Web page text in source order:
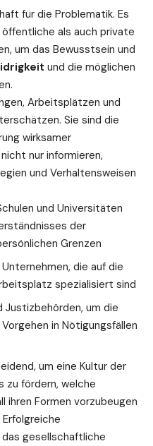
für die Problematik. Es
als auch private
um das Bewusstsein und
und die möglichen
Arbeitsplätzen und
Sie sind die
wirksamer
nur informieren,
und Verhaltensweisen
und Universitäten
der
Grenzen
die auf die
spezialisiert sind
Justizbehörden, um die
in Nötigungsfällen
um eine Kultur der
zu fördern, welche
ihren Formen vorzubeugen
gesellschaftliche